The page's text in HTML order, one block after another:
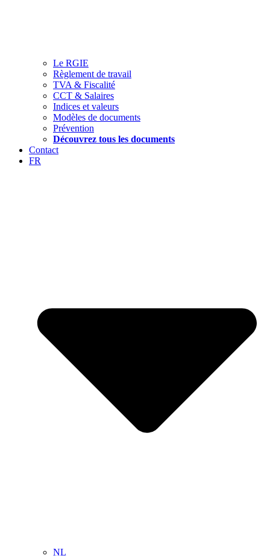
Le RGIE
Règlement de travail
TVA & Fiscalité
CCT & Salaires
Indices et valeurs
Modèles de documents
Prévention
Découvrez tous les documents
Contact
FR
NL